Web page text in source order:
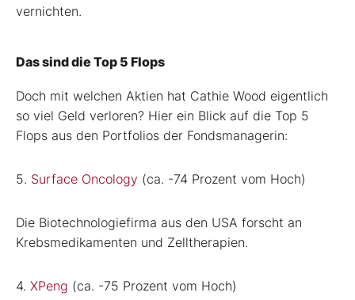
vernichten.
Das sind die Top 5 Flops
Doch mit welchen Aktien hat Cathie Wood eigentlich
so viel Geld verloren? Hier ein Blick auf die Top 5
Flops aus den Portfolios der Fondsmanagerin:
5. Surface Oncology (ca. -74 Prozent vom Hoch)
Die Biotechnologiefirma aus den USA forscht an
Krebsmedikamenten und Zelltherapien.
4. XPeng (ca. -75 Prozent vom Hoch)